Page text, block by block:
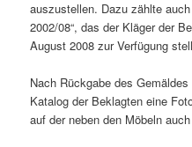
auszustellen. Dazu zählte
2002/08“, das der Kläger der
August 2008 zur Verfügung
Nach Rückgabe des
Katalog der Beklagten eine
auf der neben den Möbeln